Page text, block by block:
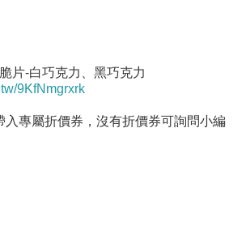
片-白巧克力、黑巧克力
9KfNmgrxrk
入專屬折價券，沒有折價券可詢問小編